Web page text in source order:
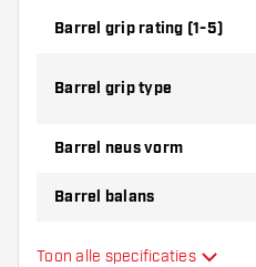
luxe uitstraling die zeker
maken jouw spel compleet
Barrel grip rating (1-5)
Barrel grip type
Barrel neus vorm
Barrel balans
Materiaal dartpijlen
Toon alle specificaties